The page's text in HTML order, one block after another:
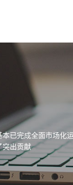
已完成全面市场化
突出贡献